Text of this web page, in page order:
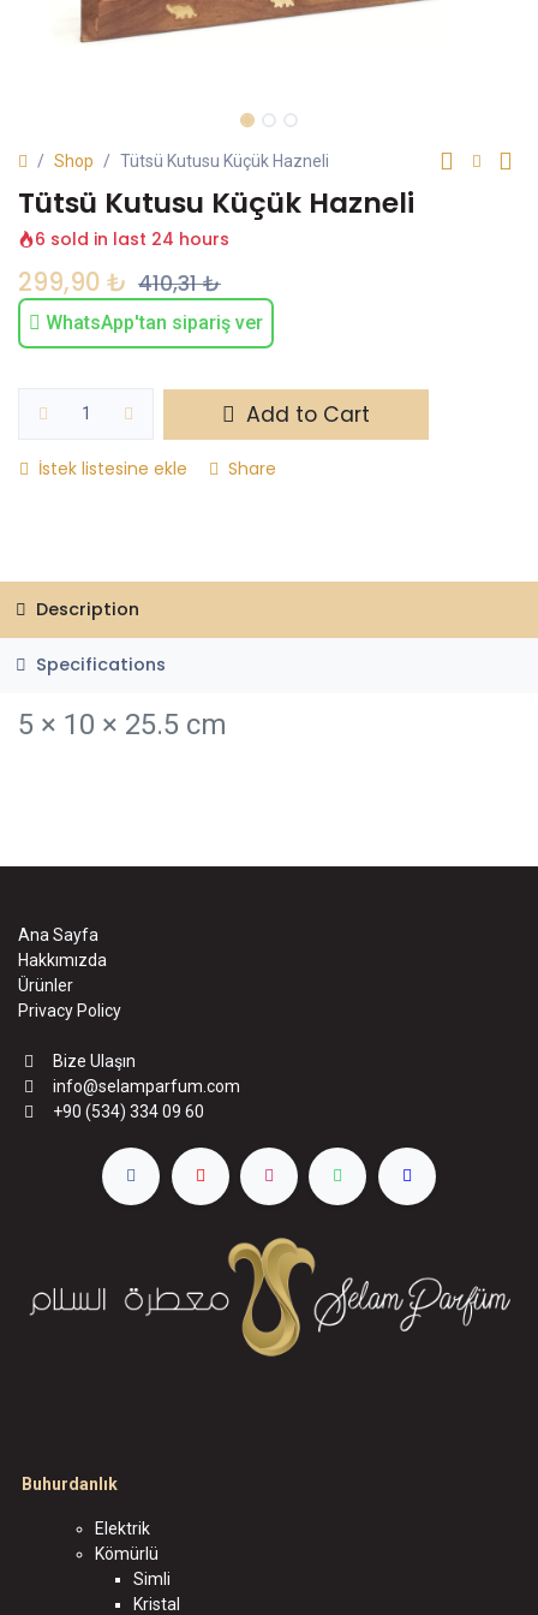
Shop Tütsü Kutusu Küçük Hazneli
Tütsü Kutusu Küçük Hazneli
6 sold in last 24 hours
299,90 ₺ 410,31₺
WhatsApp'tan sipariş ver
Add to Cart
İstek listesine ekle Share
Description
Specifications
5 × 10 × 25.5 cm
Ana Sayfa
Hakkımızda
Ürünler
Privacy Policy
Bize Ulaşın
info@selamparfum.com
+90 (534) 334 09 60
Buhurdanlık
Elektrik
Kömürlü
Simli
Kristal